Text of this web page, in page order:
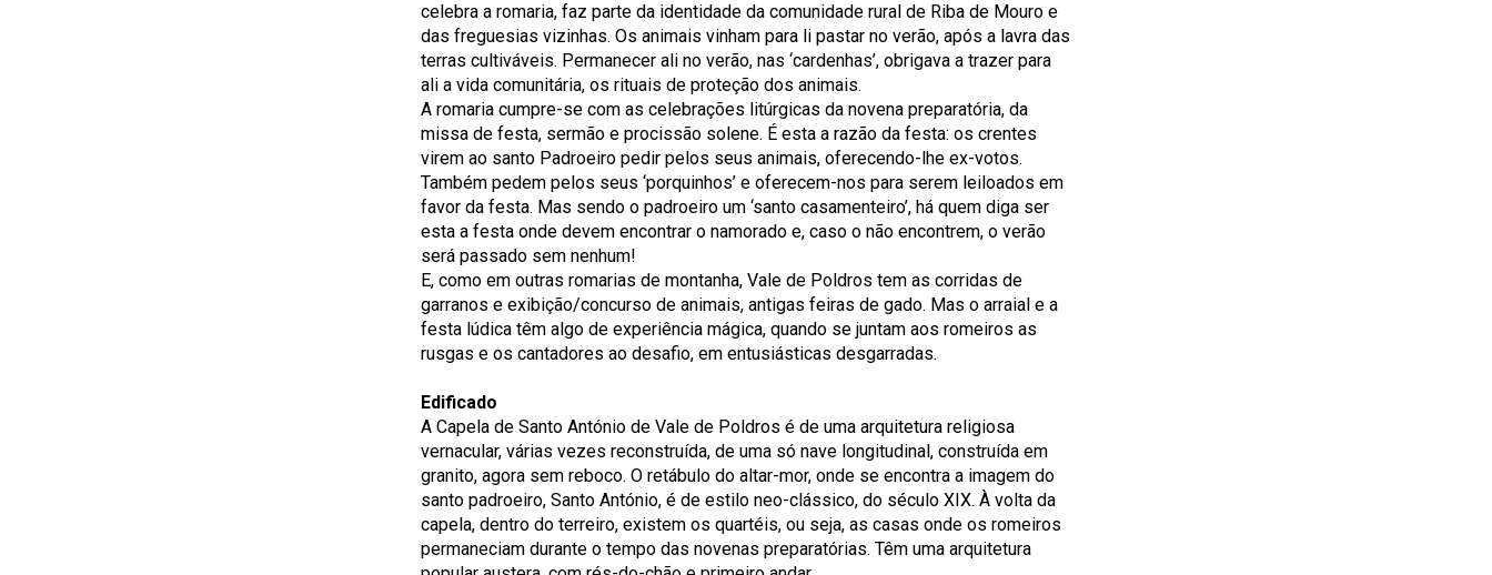
celebra a romaria, faz parte da identidade da comunidade rural de Riba de Mouro e
das freguesias vizinhas. Os animais vinham para li pastar no verão, após a lavra das
terras cultiváveis. Permanecer ali no verão, nas ‘cardenhas’, obrigava a trazer para
ali a vida comunitária, os rituais de proteção dos animais.
A romaria cumpre-se com as celebrações litúrgicas da novena preparatória, da
missa de festa, sermão e procissão solene. É esta a razão da festa: os crentes
virem ao santo Padroeiro pedir pelos seus animais, oferecendo-lhe ex-votos.
Também pedem pelos seus ‘porquinhos’ e oferecem-nos para serem leiloados em
favor da festa. Mas sendo o padroeiro um ‘santo casamenteiro’, há quem diga ser
esta a festa onde devem encontrar o namorado e, caso o não encontrem, o verão
será passado sem nenhum!
E, como em outras romarias de montanha, Vale de Poldros tem as corridas de
garranos e exibição/concurso de animais, antigas feiras de gado. Mas o arraial e a
festa lúdica têm algo de experiência mágica, quando se juntam aos romeiros as
rusgas e os cantadores ao desafio, em entusiásticas desgarradas.
Edificado
A Capela de Santo António de Vale de Poldros é de uma arquitetura religiosa
vernacular, várias vezes reconstruída, de uma só nave longitudinal, construída em
granito, agora sem reboco. O retábulo do altar-mor, onde se encontra a imagem do
santo padroeiro, Santo António, é de estilo neo-clássico, do século XIX. À volta da
capela, dentro do terreiro, existem os quartéis, ou seja, as casas onde os romeiros
permaneciam durante o tempo das novenas preparatórias. Têm uma arquitetura